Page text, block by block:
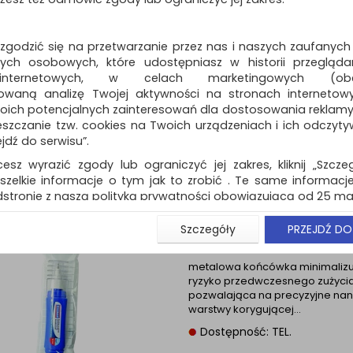
Standardowe Pokaż 12 produktów
Korektor i
taśmie KEYROAD
blister
korektor i zakreślacz w taśmie
innowacyjne rozwiązanie…
Dostępność: 3 dni
Korektor w piórze
metalowa
zawieszka
metalowa końcówka
ryzyko przedwczesnego
pozwalająca na precyzyjne
warstwy korygującej…
Dostępność: TEL.
się na przetwarzanie przez nas i naszych
osobowych, które udostępniasz w historii
w celach marketingowych
analizę Twojej aktywności na stronach
potencjalnych zainteresowań dla dostosowania
tzw. cookies na Twoich urządzeniach i ich
do serwisu”.
wyrazić zgody lub ograniczyć jej zakres, kliknij
informacje o tym jak to zrobić . Te same
z naszą polityką prywatności obowiązującą od 25
użytkowników zalogowanych, aby umożliwić
i związane z tym prawidłowe działanie naszej
np. wysłanie potwierdzenia zamówienia na
Państwu prawidłowych informacji o promocjach
ważna jest Państwa wcześniejsza zgoda której
zgoda jest dobrowolna i można ją w dowolnym
(rozwiń)
Szczegóły PRZEJDŹ